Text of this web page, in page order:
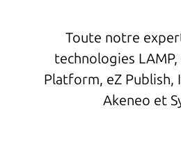
Toute notre
technologies
Platform, eZ Publish,
Akeneo et